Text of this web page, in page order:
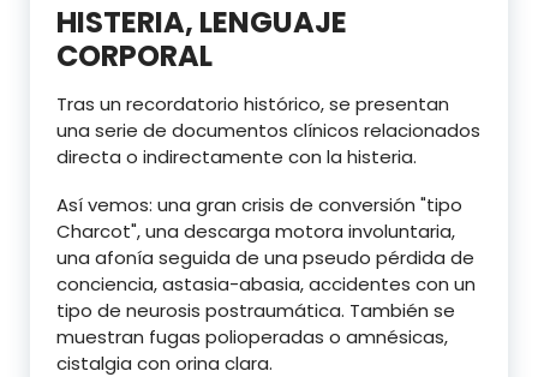
HISTERIA, LENGUAJE
CORPORAL
Tras un recordatorio histórico, se presentan
una serie de documentos clínicos relacionados
directa o indirectamente con la histeria.
Así vemos: una gran crisis de conversión "tipo
Charcot", una descarga motora involuntaria,
una afonía seguida de una pseudo pérdida de
conciencia, astasia-abasia, accidentes con un
tipo de neurosis postraumática. También se
muestran fugas polioperadas o amnésicas,
cistalgia con orina clara.